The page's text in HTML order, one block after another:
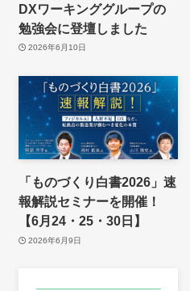
DXワーキンググループの
勉強会に登壇しました
2026年6月10日
「ものづくり白書2026」速
報解説セミナーを開催！
【6月24・25・30日】
2026年6月9日